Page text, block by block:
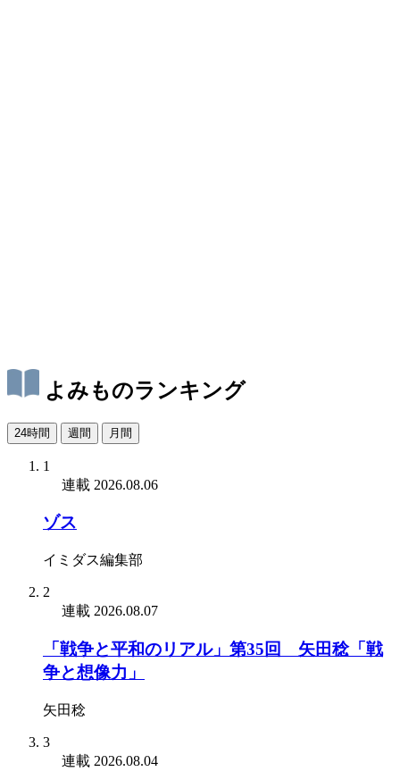
よみものランキング
24時間 週間 月間
1
連載 2026.08.06
ゾス
イミダス編集部
2
連載 2026.08.07
「戦争と平和のリアル」第35回 矢田稔「戦
争と想像力」
矢田稔
3
連載 2026.08.04